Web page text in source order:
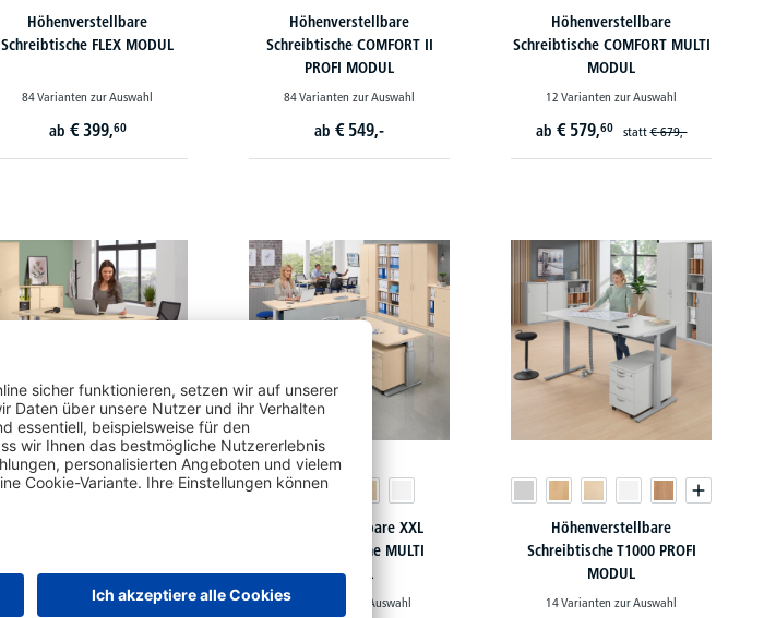
Höhenverstellbare
Schreibtische FLEX MODUL
84 Varianten zur Auswahl
ab € 399,60
Höhenverstellbare
Schreibtische COMFORT II
PROFI MODUL
84 Varianten zur Auswahl
ab € 549,-
Höhenverstellbare
Schreibtische COMFORT MULTI
MODUL
12 Varianten zur Auswahl
ab € 579,60 statt€ 679,-
MODUL
36 Varianten zur Auswahl
Höhenverstellbare XXL
Eckschreibtische MULTI
MODUL
8 Varianten zur Auswahl
Höhenverstellbare
Schreibtische T1000 PROFI
MODUL
14 Varianten zur Auswahl